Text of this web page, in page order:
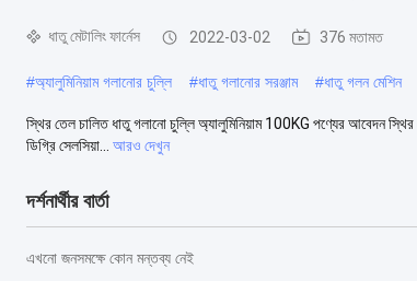
ধাতু মেটালিং ফার্নেস 2022-03-02 376 মতামত
#অ্যালুমিনিয়াম গলানোর চুল্লি #ধাতু গলানোর সরঞ্জাম #ধাতু গলন মেশিন
স্থির তেল চালিত ধাতু গলানো চুল্লি অ্যালুমিনিয়াম 100KG পণ্যের আবেদন
ডিগ্রি সেলসিয়া...
আরও দেখুন
দর্শনার্থীর বার্তা
এখনো জনসমক্ষে কোন মন্তব্য নেই